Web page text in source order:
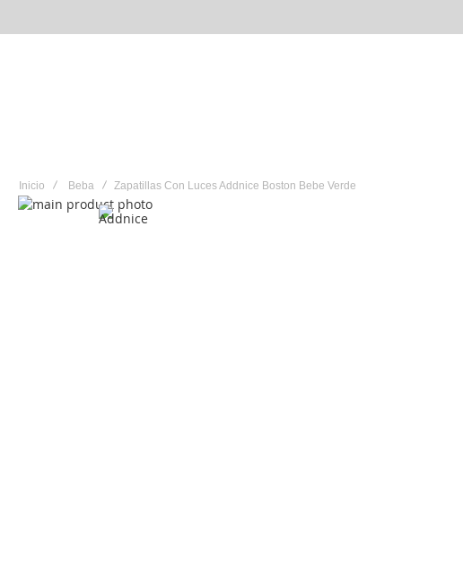
Inicio Beba Zapatillas Con Luces Addnice Boston Bebe Verde